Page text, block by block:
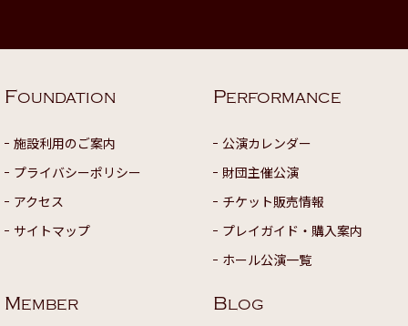
FOUNDATION
施設利用のご案内
プライバシーポリシー
アクセス
サイトマップ
PERFORMANCE
公演カレンダー
財団主催公演
チケット販売情報
プレイガイド・購入案内
ホール公演一覧
MEMBER BLOG